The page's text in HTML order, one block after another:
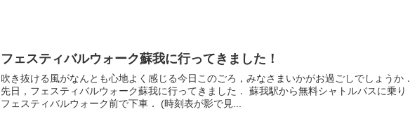
フェスティバルウォーク蘇我に行ってきました！
吹き抜ける風がなんとも心地よく感じる今日このごろ，みなさまいかがお過ごしでしょうか．
先日，フェスティバルウォーク蘇我に行ってきました． 蘇我駅から無料シャトルバスに乗り，
フェスティバルウォーク前で下車． (時刻表が影で見...